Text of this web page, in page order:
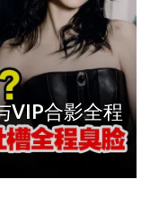
VIP合影全程